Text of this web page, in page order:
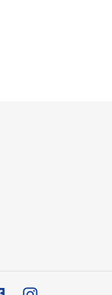
FacebookInstagram